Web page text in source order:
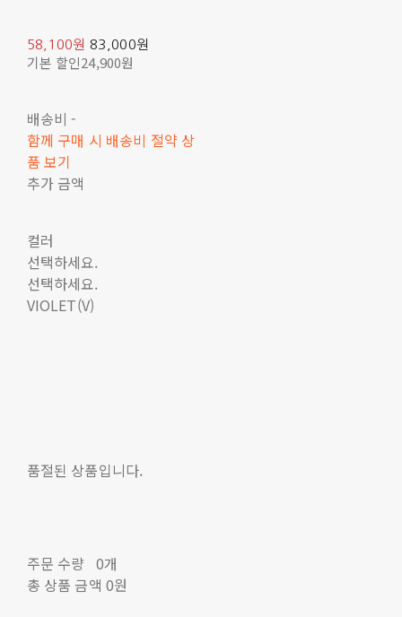
58,100원 83,000원
기본 할인24,900원
배송비 -
함께 구매 시 배송비 절약 상
품 보기
추가 금액
컬러
선택하세요.
선택하세요.
VIOLET(V)
품절된 상품입니다.
주문 수량 0개
총 상품 금액 0원